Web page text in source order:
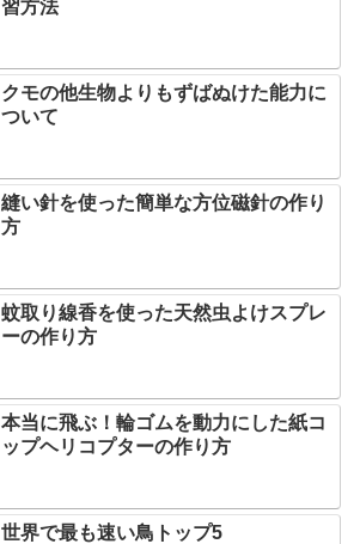
習方法
クモの他生物よりもずばぬけた能力に
ついて
縫い針を使った簡単な方位磁針の作り
方
蚊取り線香を使った天然虫よけスプレ
ーの作り方
本当に飛ぶ！輪ゴムを動力にした紙コ
ップヘリコプターの作り方
世界で最も速い鳥トップ5